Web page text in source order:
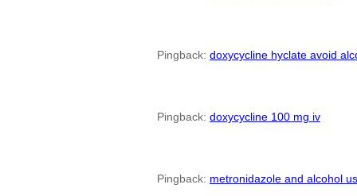
Pingback: doxycycline hyclate avoid
Pingback: doxycycline 100 mg iv
Pingback: metronidazole and alcohol